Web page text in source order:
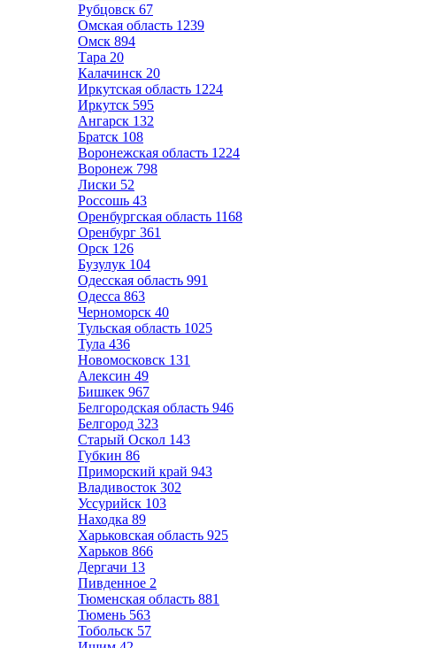
Рубцовск 67
Омская область 1239
Омск 894
Тара 20
Калачинск 20
Иркутская область 1224
Иркутск 595
Ангарск 132
Братск 108
Воронежская область 1224
Воронеж 798
Лиски 52
Россошь 43
Оренбургская область 1168
Оренбург 361
Орск 126
Бузулук 104
Одесская область 991
Одесса 863
Черноморск 40
Тульская область 1025
Тула 436
Новомосковск 131
Алексин 49
Бишкек 967
Белгородская область 946
Белгород 323
Старый Оскол 143
Губкин 86
Приморский край 943
Владивосток 302
Уссурийск 103
Находка 89
Харьковская область 925
Харьков 866
Дергачи 13
Пивденное 2
Тюменская область 881
Тюмень 563
Тобольск 57